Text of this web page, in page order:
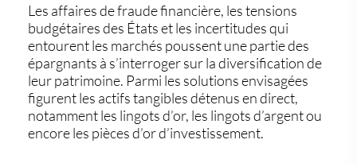
Les affaires de fraude financière, les tensions
budgétaires des États et les incertitudes qui
entourent les marchés poussent une partie des
épargnants à s’interroger sur la diversification de
leur patrimoine. Parmi les solutions envisagées
figurent les actifs tangibles détenus en direct,
notamment les lingots d’or, les lingots d’argentou
encore les pièces d’or d’investissement.